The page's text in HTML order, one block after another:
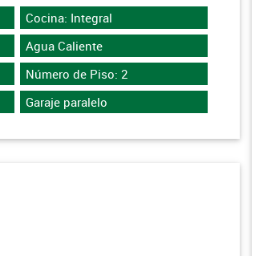
Cocina: Integral
Agua Caliente
Número de Piso: 2
Garaje paralelo